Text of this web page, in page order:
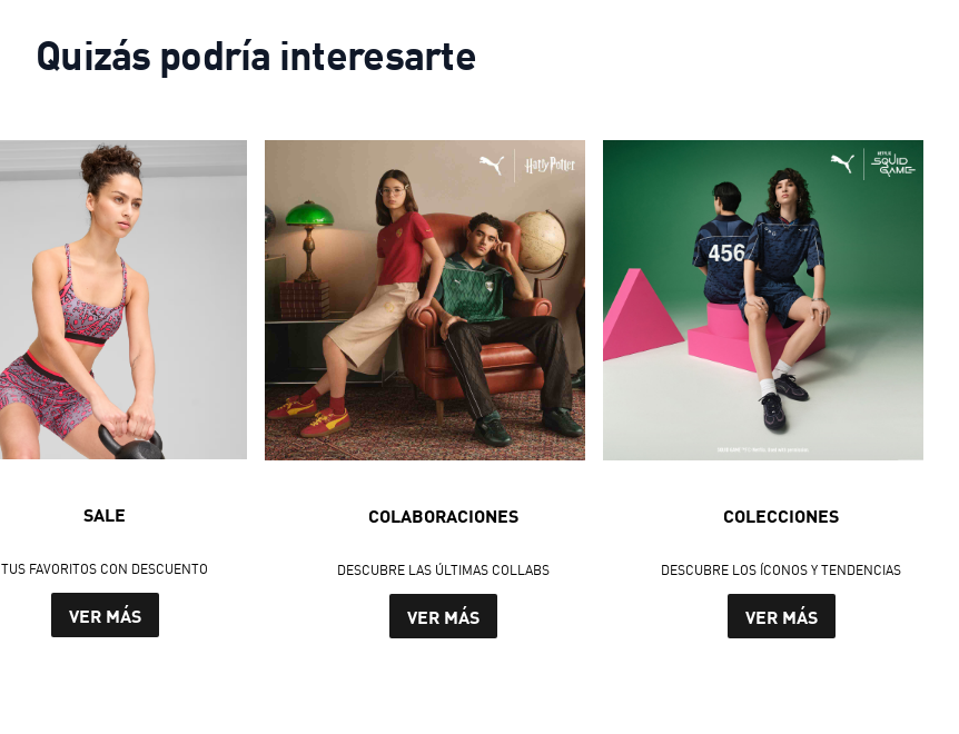
Quizás podría interesarte
SALE
TUS FAVORITOS CON DESCUENTO
VER MÁS
COLABORACIONES
DESCUBRE LAS ÚLTIMAS COLLABS
VER MÁS
COLECCIONES
DESCUBRE LOS ÍCONOS Y TENDENCIAS
VER MÁS